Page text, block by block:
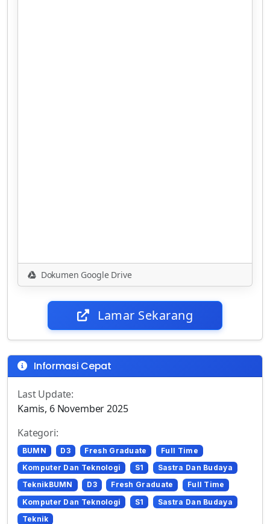
Dokumen Google Drive
Lamar Sekarang
Informasi Cepat
Last Update:
Kamis, 6 November 2025
Kategori:
BUMN D3 Fresh Graduate
Full Time
Komputer Dan Teknologi
S1
Sastra Dan Budaya
TeknikBUMN
D3 Fresh Graduate
Full Time
Komputer Dan Teknologi
S1
Sastra Dan Budaya
Teknik